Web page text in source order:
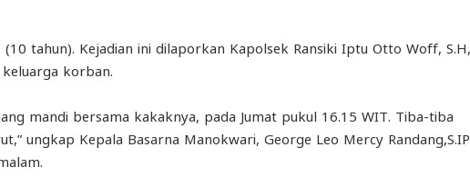
tahun). Kejadian ini dilaporkan Kapolsek Ransiki Iptu Otto Woff, S.H,
korban.
mandi bersama kakaknya, pada Jumat pukul 16.15 WIT. Tiba-tiba
ungkap Kepala Basarna Manokwari, George Leo Mercy Randang,S.IP,